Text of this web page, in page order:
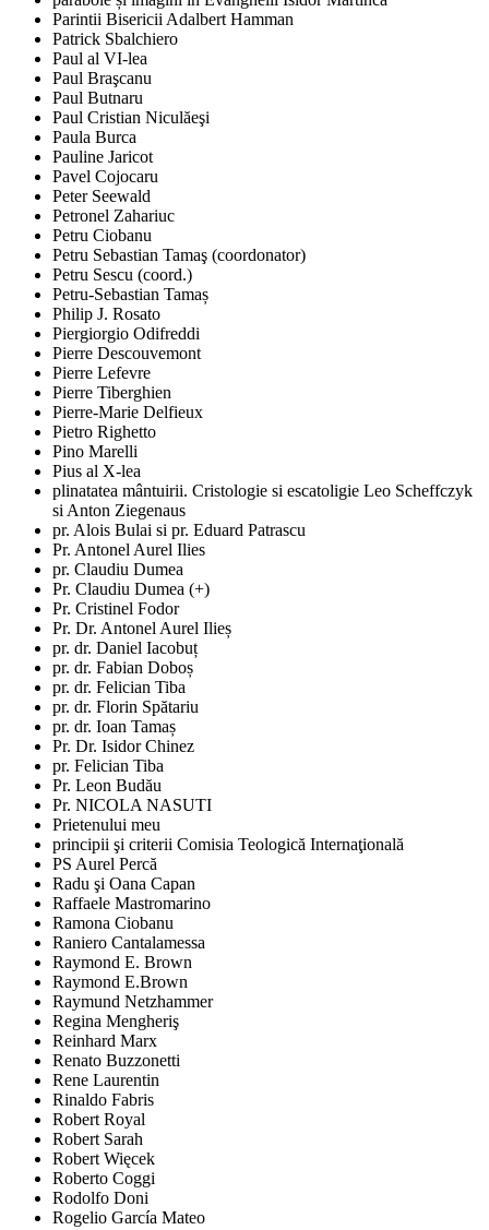
Parintii Bisericii Adalbert Hamman
Patrick Sbalchiero
Paul al VI-lea
Paul Braşcanu
Paul Butnaru
Paul Cristian Niculăeşi
Paula Burca
Pauline Jaricot
Pavel Cojocaru
Peter Seewald
Petronel Zahariuc
Petru Ciobanu
Petru Sebastian Tamaş (coordonator)
Petru Sescu (coord.)
Petru-Sebastian Tamaș
Philip J. Rosato
Piergiorgio Odifreddi
Pierre Descouvemont
Pierre Lefevre
Pierre Tiberghien
Pierre-Marie Delfieux
Pietro Righetto
Pino Marelli
Pius al X-lea
plinatatea mântuirii. Cristologie si escatoligie Leo Scheffczyk
si Anton Ziegenaus
pr. Alois Bulai si pr. Eduard Patrascu
Pr. Antonel Aurel Ilies
pr. Claudiu Dumea
Pr. Claudiu Dumea (+)
Pr. Cristinel Fodor
Pr. Dr. Antonel Aurel Ilieș
pr. dr. Daniel Iacobuț
pr. dr. Fabian Doboș
pr. dr. Felician Tiba
pr. dr. Florin Spătariu
pr. dr. Ioan Tamaș
Pr. Dr. Isidor Chinez
pr. Felician Tiba
Pr. Leon Budău
Pr. NICOLA NASUTI
Prietenului meu
principii şi criterii Comisia Teologică Internaţională
PS Aurel Percă
Radu şi Oana Capan
Raffaele Mastromarino
Ramona Ciobanu
Raniero Cantalamessa
Raymond E. Brown
Raymond E.Brown
Raymund Netzhammer
Regina Mengheriş
Reinhard Marx
Renato Buzzonetti
Rene Laurentin
Rinaldo Fabris
Robert Royal
Robert Sarah
Robert Więcek
Roberto Coggi
Rodolfo Doni
Rogelio García Mateo